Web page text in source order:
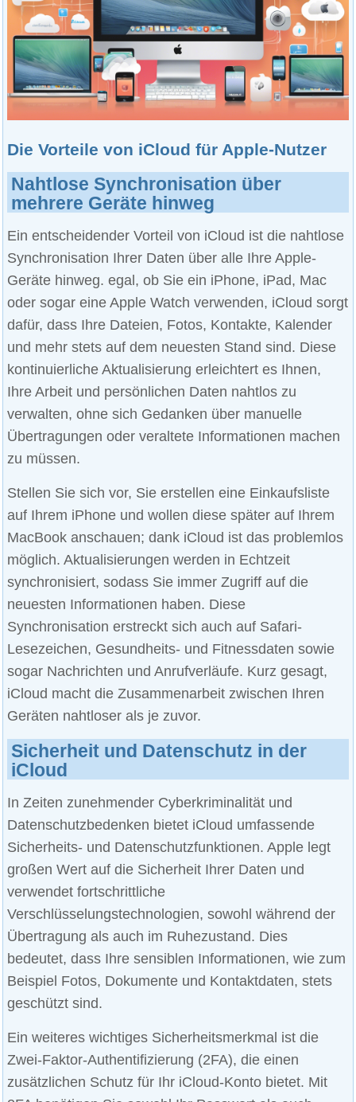
Die Vorteile von iCloud für Apple-Nutzer
Nahtlose Synchronisation über
mehrere Geräte hinweg
Ein entscheidender Vorteil von iCloud ist die nahtlose
Synchronisation Ihrer Daten über alle Ihre Apple-
Geräte hinweg. egal, ob Sie ein iPhone, iPad, Mac
oder sogar eine Apple Watch verwenden, iCloud sorgt
dafür, dass Ihre Dateien, Fotos, Kontakte, Kalender
und mehr stets auf dem neuesten Stand sind. Diese
kontinuierliche Aktualisierung erleichtert es Ihnen,
Ihre Arbeit und persönlichen Daten nahtlos zu
verwalten, ohne sich Gedanken über manuelle
Übertragungen oder veraltete Informationen machen
zu müssen.
Stellen Sie sich vor, Sie erstellen eine Einkaufsliste
auf Ihrem iPhone und wollen diese später auf Ihrem
MacBook anschauen; dank iCloud ist das problemlos
möglich. Aktualisierungen werden in Echtzeit
synchronisiert, sodass Sie immer Zugriff auf die
neuesten Informationen haben. Diese
Synchronisation erstreckt sich auch auf Safari-
Lesezeichen, Gesundheits- und Fitnessdaten sowie
sogar Nachrichten und Anrufverläufe. Kurz gesagt,
iCloud macht die Zusammenarbeit zwischen Ihren
Geräten nahtloser als je zuvor.
Sicherheit und Datenschutz in der
iCloud
In Zeiten zunehmender Cyberkriminalität und
Datenschutzbedenken bietet iCloud umfassende
Sicherheits- und Datenschutzfunktionen. Apple legt
großen Wert auf die Sicherheit Ihrer Daten und
verwendet fortschrittliche
Verschlüsselungstechnologien, sowohl während der
Übertragung als auch im Ruhezustand. Dies
bedeutet, dass Ihre sensiblen Informationen, wie zum
Beispiel Fotos, Dokumente und Kontaktdaten, stets
geschützt sind.
Ein weiteres wichtiges Sicherheitsmerkmal ist die
Zwei-Faktor-Authentifizierung (2FA), die einen
zusätzlichen Schutz für Ihr iCloud-Konto bietet. Mit